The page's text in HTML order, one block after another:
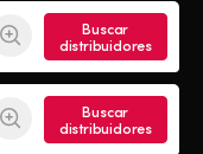
Buscar
distribuidores
Buscar
distribuidores